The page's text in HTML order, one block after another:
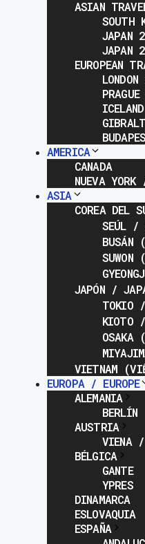
ASIAN
SOUTH
JAPAN
JAPAN
EUROPEAN
AMERICA
CANADA
NUEVA YORK
ASIA
COREA DEL
SEÚL /
BUSÁN
SUWON
JAPÓN /
TOKIO
KIOTO
OSAKA
VIETNAM
EUROPA / EUROPE
ALEMANIA
BERLÍN
AUSTRIA
VIENA /
BÉLGICA
GANTE
YPRES
DINAMARCA
ESLOVAQUIA
ESPAÑA